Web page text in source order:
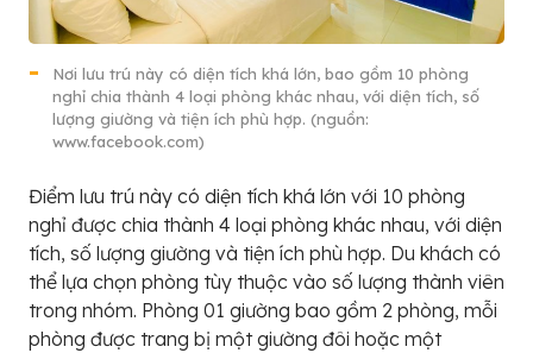
Nơi lưu trú này có diện tích khá lớn, bao gồm 10 phòng
nghỉ chia thành 4 loại phòng khác nhau, với diện tích, số
lượng giường và tiện ích phù hợp. (nguồn:
www.facebook.com)
Điểm lưu trú này có diện tích khá lớn với 10 phòng
nghỉ được chia thành 4 loại phòng khác nhau, với diện
tích, số lượng giường và tiện ích phù hợp. Du khách có
thể lựa chọn phòng tùy thuộc vào số lượng thành viên
trong nhóm. Phòng 01 giường bao gồm 2 phòng, mỗi
phòng được trang bị một giường đôi hoặc một